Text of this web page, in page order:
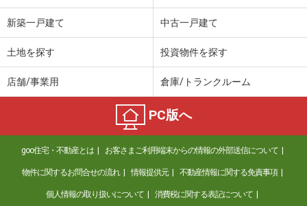
新築一戸建て 中古一戸建て
土地を探す 投資物件を探す
店舗/事業用 倉庫/トランクルーム
PC版へ
goo住宅・不動産とは お客さまご利用端末からの情報の外部送信について
物件に関するお問合せの流れ 情報提供元 不動産情報に関する免責事項
個人情報の取り扱いについて 消費税に関する表記について